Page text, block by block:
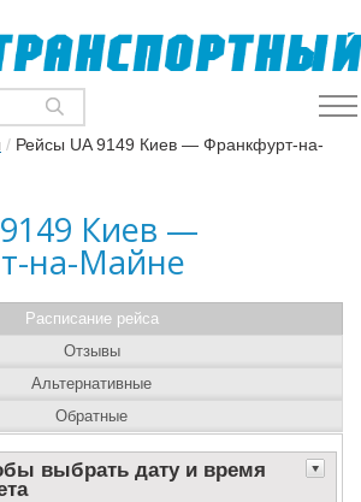
/ Рейсы UA 9149 Киев — Франкфурт-на-
Киев —
на-Майне
Расписание рейса
выбрать дату и время
Отзывы
Альтернативные
Обратные